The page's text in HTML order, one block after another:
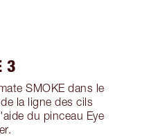
3
SMOKE dans le
la ligne des cils
du pinceau Eye